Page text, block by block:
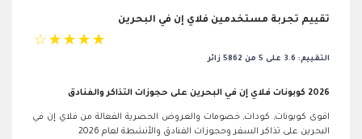
تقييم تجربة مستخدمين فلاي إن في البحرين
☆ ☆ ☆ ☆ ☆
التقييم: 3.6 على 5 من 5862 زائر
2026 كوبونات فلاي إن في البحرين على حجوزات التذاكر والفنادق
اقوى كوبونات, كودات, خصومات والعروض الحصرية الفعالة من فلاي إن في
البحرين على تذاكر السفر وحجوزات الفنادق والأنشطة لعام 2026